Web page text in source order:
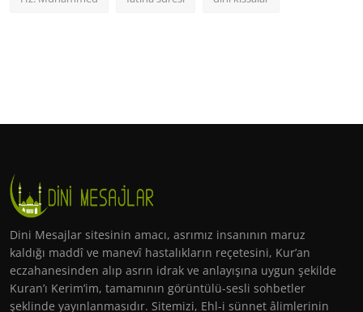
Dini Mesajlar sitesinin amacı, asrımız insanının maruz
kaldığı maddî ve manevî hastalıkların reçetesini, Kur’an
eczahanesinden alıp asrın idrak ve anlayışına uygun şekilde
Kuran’ı Kerim’im, tamamının görüntülü-sesli sohbetler
şeklinde yayınlanmasıdır. Sitemizi, Ehl-i sünnet âlimlerinin